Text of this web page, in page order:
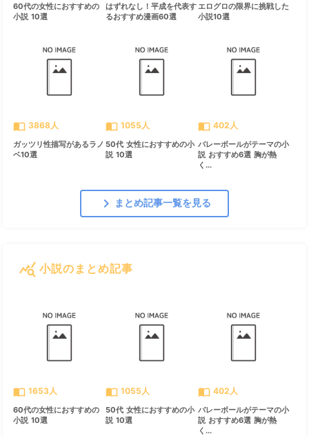
60代の女性におすすめの
小説 10選
はずれなし！平成を代表す
るおすすめ漫画60選
エログロの限界に挑戦した
小説10選
import_contacts 3868人
ガッツリ性描写があるラノ
ベ10選
import_contacts 1055人
50代 女性におすすめの小
説 10選
import_contacts 402人
バレーボールがテーマの小
説 おすすめ6選 胸が熱
く...
chevron_right まとめ記事一覧を見る
query_stats 小説のまとめ記事
import_contacts 1653人
60代の女性におすすめの
小説 10選
import_contacts 1055人
50代 女性におすすめの小
説 10選
import_contacts 402人
バレーボールがテーマの小
説 おすすめ6選 胸が熱
く...